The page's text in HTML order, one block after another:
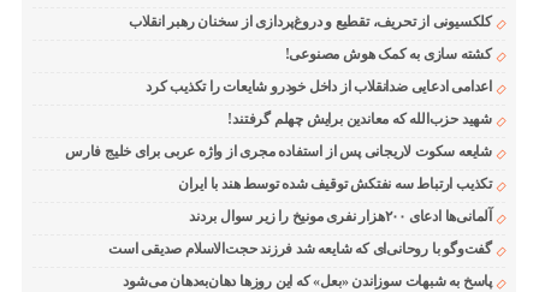
کلکسیونی از تحریف، تقطیع و دروغ‌پردازی از سخنان رهبر انقلاب
کشته سازی به کمک هوش مصنوعی!
اعدامی ادعایی ضدانقلاب از داخل خودرو شایعات را تکذیب کرد
شهید حزب‌الله که معاندین برایش چهلم گرفتند!
شایعه سکوت لاریجانی پس از استفاده مجری از واژه عربی برای خلیج فارس
تکذیب ارتباط سه نفتکش توقیف شده توسط هند با ایران
آلمانی‌ها ادعای ۲۰۰هزار نفری مونیخ را زیر سوال بردند
گفت‌وگو با روحانی‌ای که شایعه شد فرزند حجت‌الاسلام صدیقی است
پاسخ به شبهات سوزاندن «بعل» که این روزها دهان‌به‌دهان می‌شود